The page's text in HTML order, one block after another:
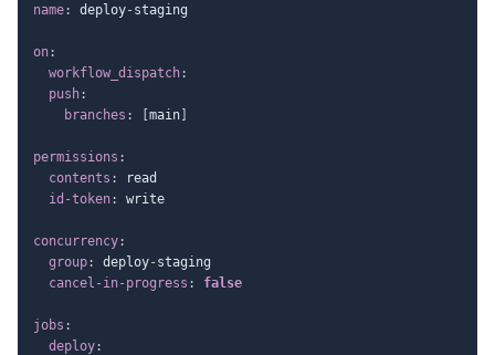
name: deploy-staging
on:
workflow_dispatch:
push:
branches : main
permissions :
contents :
read
id-token: write
concurrency:
group: deploy-staging
cancel-in-progress : false
jobs :
deploy: